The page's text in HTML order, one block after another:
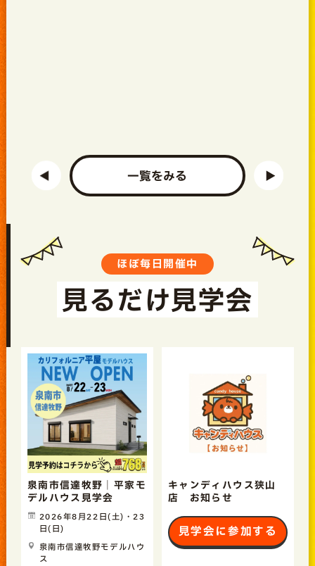
一覧をみる
ほぼ毎日開催中
見るだけ見学会
泉南市信達牧野｜平家モ
デルハウス見学会
2026年8月22日(土)・23
日(日)
泉南市信達牧野モデルハウ
ス
キャンディハウス狭山
店 お知らせ
見学会に参加する